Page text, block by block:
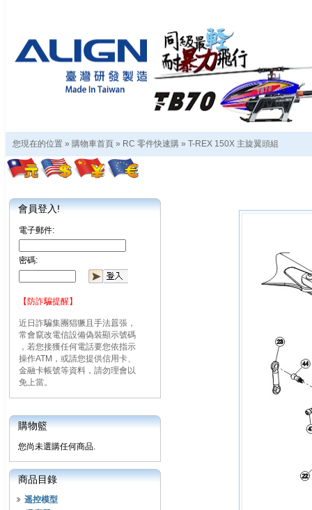
您現在的位置 » 購物車首頁 » RC 零件快速購 » T-REX 150X 主旋翼頭組
會員登入!
電子郵件:
密碼:
【防詐騙提醒】
近日詐騙集團猖獗且手法囂張，
常會竄改電信設備偽裝顯示號碼
，若您接獲任何電話要您依指示
操作ATM，或請您提供信用卡、
金融卡帳號等資料，請勿理會以
免上當。
購物籃
您尚未選購任何商品.
商品目錄
遥控模型